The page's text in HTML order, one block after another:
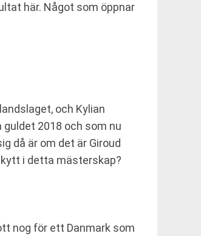
här. Något som öppnar
och Kylian
2018 och som nu
då är om det är Giroud
i detta mästerskap?
nog för ett Danmark som